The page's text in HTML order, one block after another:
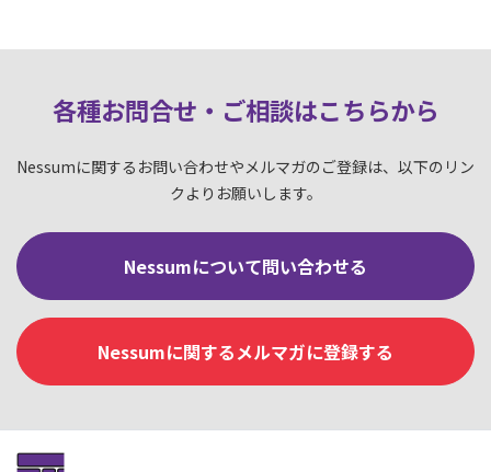
各種お問合せ・ご相談はこちらから
Nessumに関するお問い合わせやメルマガのご登録は、以下のリン
クよりお願いします。
Nessumについて問い合わせる
Nessumに関するメルマガに登録する